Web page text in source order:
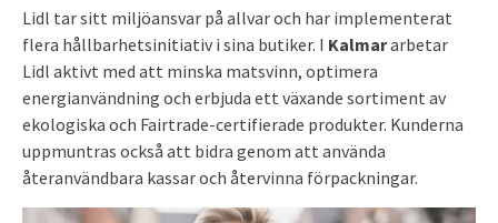
Lidl tar sitt miljöansvar på allvar och har implementerat
flera hållbarhetsinitiativ i sina butiker. I Kalmararbetar
Lidl aktivt med att minska matsvinn, optimera
energianvändning och erbjuda ett växande sortiment av
ekologiska och Fairtrade-certifierade produkter. Kunderna
uppmuntras också att bidra genom att använda
återanvändbara kassar och återvinna förpackningar.